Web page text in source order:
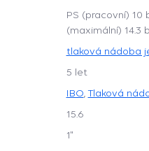
PS (pracovní) 10
(maximální) 14.3
tlaková nádoba
5 let
IBO ,Tlaková
15.6
1"